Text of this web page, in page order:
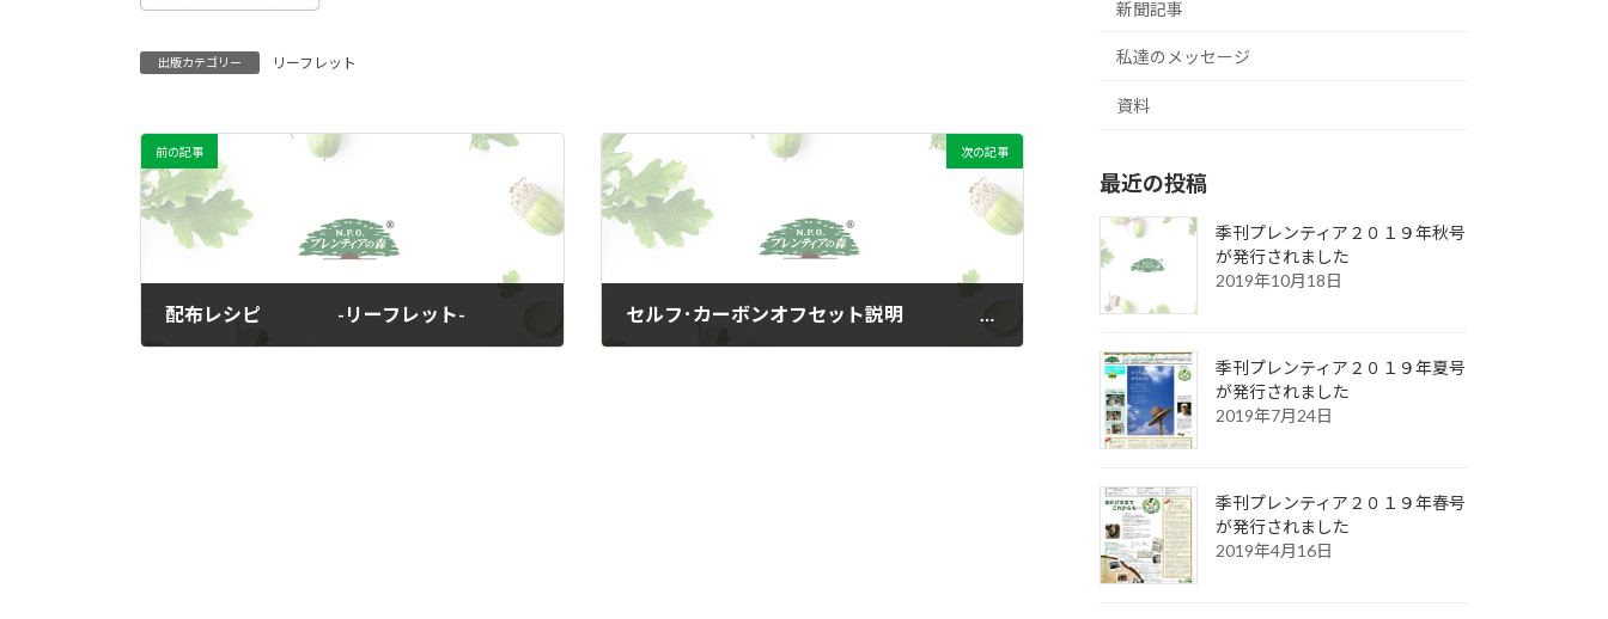
出版カテゴリー リーフレット
前の記事
配布レシピ -リーフレット-
次の記事
セルフ･カーボンオフセット説明 -リーフレット-
新聞記事
私達のメッセージ
資料
最近の投稿
季刊プレンティア２０１９年秋号
が発行されました
2019年10月18日
季刊プレンティア２０１９年夏号
が発行されました
2019年7月24日
季刊プレンティア２０１９年春号
が発行されました
2019年4月16日